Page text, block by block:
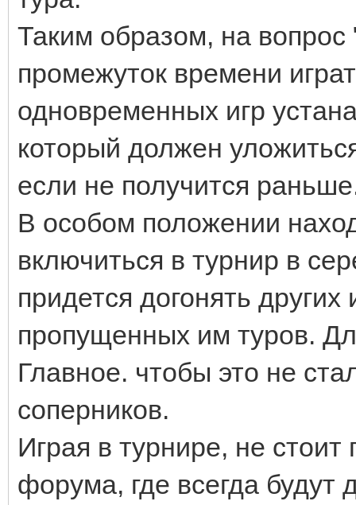
Таким образом, на вопрос
промежуток времени
одновременных игр
который должен
если не получится
В особом положении
включиться в турнир в
придется догонять других
пропущенных им туров.
Главное. чтобы это не
соперников.
Играя в турнире, не
форума, где всегда будут